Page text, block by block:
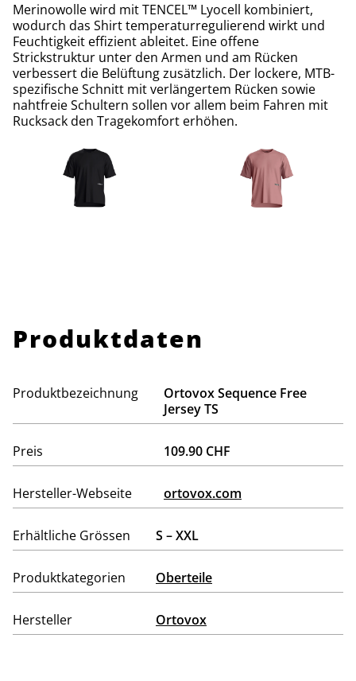
Merinowolle wird mit TENCEL™ Lyocell kombiniert,
wodurch das Shirt temperaturregulierend wirkt und
Feuchtigkeit effizient ableitet. Eine offene
Strickstruktur unter den Armen und am Rücken
verbessert die Belüftung zusätzlich. Der lockere, MTB-
spezifische Schnitt mit verlängertem Rücken sowie
nahtfreie Schultern sollen vor allem beim Fahren mit
Rucksack den Tragekomfort erhöhen.
Produktdaten
Produktbezeichnung
Ortovox Sequence Free
Jersey TS
Preis 109.90 CHF
Hersteller-Webseite ortovox.com
Erhältliche Grössen S – XXL
Produktkategorien Oberteile
Hersteller Ortovox